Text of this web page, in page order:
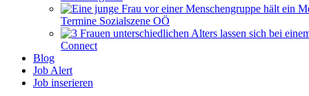
Termine Sozialszene OÖ
Connect
Blog
Job Alert
Job inserieren